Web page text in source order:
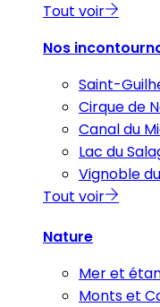
Tout voir
Nos
Saint-
Cirque de
Canal du
Lac du
Vignoble
Tout voir
Nature
Mer et
Monts et